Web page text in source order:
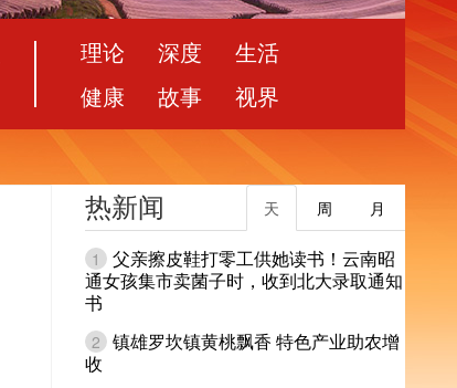
理论 深度
生活
健康
故事 视界
热新闻 月
周
天
1
父亲擦皮鞋打零工供她读书！云南昭
通女孩集市卖菌子时，收到北大录取通知
书
2 镇雄罗坎镇黄桃飘香 特色产业助农增
收